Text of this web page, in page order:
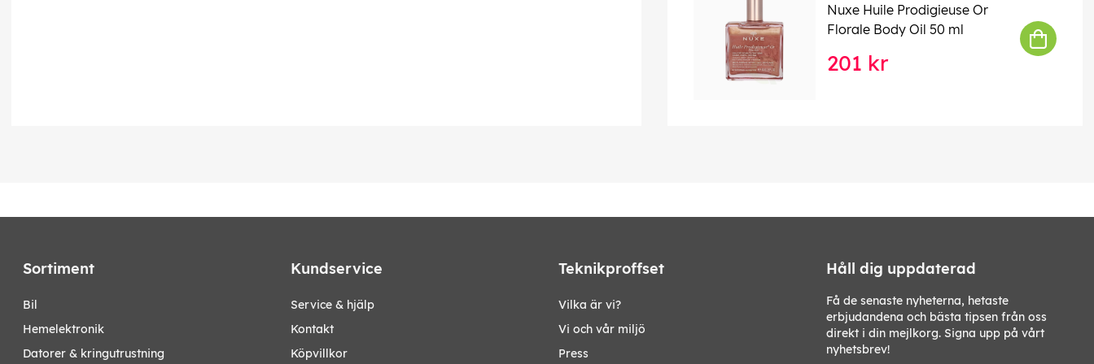
Nuxe Huile Prodigieuse Or
Florale Body Oil 50 ml
201 kr
Sortiment
bil
hemelektronik
datorer & kringutrustning
Kundservice
Service & hjälp
Kontakt
Köpvillkor
Teknikproffset
Vilka är vi?
Vi och vår miljö
Press
Håll dig uppdaterad
Få de senaste nyheterna, hetaste
erbjudandena och bästa tipsen från oss
direkt i din mejlkorg. Signa upp på vårt
nyhetsbrev!